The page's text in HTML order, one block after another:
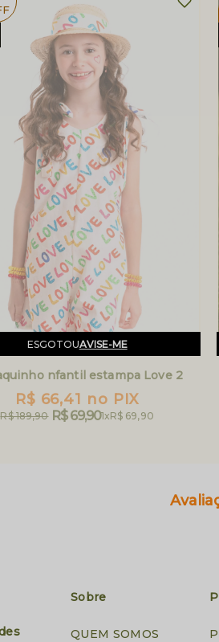
ESGOTOUAVISE-ME
nfantil estampa Love 2
R$ 66,41 no PIX
R$ 189,90 R$ 69,901xR$ 69,90
Sobre
QUEM SOMOS